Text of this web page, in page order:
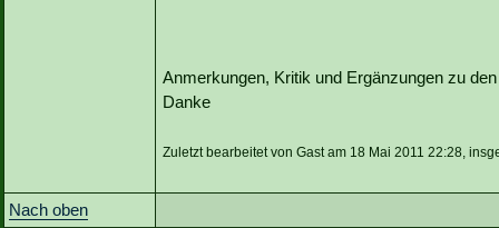
Anmerkungen, Kritik und Ergänzungen zu
Danke
Zuletzt bearbeitet von Gast am 18 Mai 2011 22:28,
Nach oben